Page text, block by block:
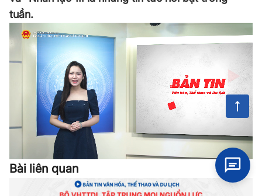
tuần.
Bài liên quan